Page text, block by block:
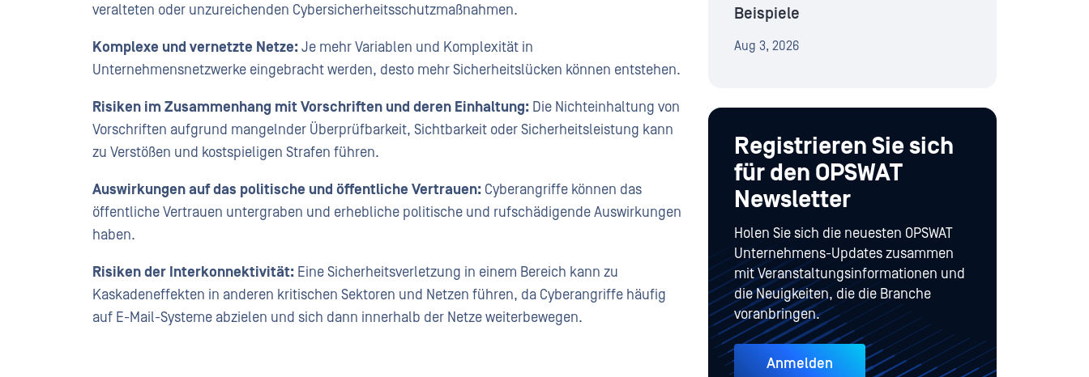
veralteten oder unzureichenden Cybersicherheitsschutzmaßnahmen.
Komplexe und vernetzte Netze:Je mehr Variablen und Komplexität in
Unternehmensnetzwerke eingebracht werden, desto mehr Sicherheitslücken können entstehen.
Risiken im Zusammenhang mit Vorschriften und deren Einhaltung: Die Nichteinhaltung von
Vorschriften aufgrund mangelnder Überprüfbarkeit, Sichtbarkeit oder Sicherheitsleistung kann
zu Verstößen und kostspieligen Strafen führen.
Auswirkungen auf das politische und öffentliche Vertrauen: Cyberangriffe können das
öffentliche Vertrauen untergraben und erhebliche politische und rufschädigende Auswirkungen
haben.
Risiken der Interkonnektivität: Eine Sicherheitsverletzung in einem Bereich kann zu
Kaskadeneffekten in anderen kritischen Sektoren und Netzen führen, da Cyberangriffe häufig
auf E-Mail-Systeme abzielen und sich dann innerhalb der Netze weiterbewegen.
Beispiele
Aug 3, 2026
Registrieren Sie sich
für den OPSWAT
Newsletter
Holen Sie sich die neuesten OPSWAT
Unternehmens-Updates zusammen
mit Veranstaltungsinformationen und
die Neuigkeiten, die die Branche
voranbringen.
Anmelden